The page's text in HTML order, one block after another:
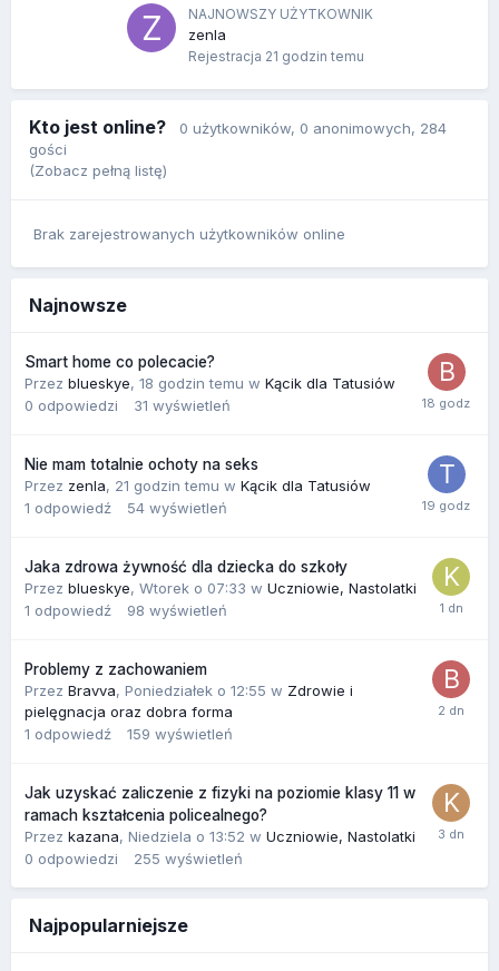
NAJNOWSZY UŻYTKOWNIK
zenla
Rejestracja 21 godzin temu
Kto jest online? 0 użytkowników, 0 anonimowych, 284
gości
(Zobacz pełną listę)
Brak zarejestrowanych użytkowników online
Najnowsze
Smart home co polecacie?
Przez blueskye, 18 godzin temu w Kącik dla Tatusiów
0 odpowiedzi 31 wyświetleń
Nie mam totalnie ochoty na seks
Przez zenla, 21 godzin temu w Kącik dla Tatusiów
1 odpowiedź 54 wyświetleń
Jaka zdrowa żywność dla dziecka do szkoły
Przez blueskye, Wtorek o 07:33 w Uczniowie, Nastolatki
1 odpowiedź 98 wyświetleń
Problemy z zachowaniem
Przez Bravva, Poniedziałek o 12:55 w Zdrowie i
pielęgnacja oraz dobra forma
1 odpowiedź 159 wyświetleń
Jak uzyskać zaliczenie z fizyki na poziomie klasy 11 w
ramach kształcenia policealnego?
Przez kazana, Niedziela o 13:52 w Uczniowie, Nastolatki
0 odpowiedzi 255 wyświetleń
Najpopularniejsze